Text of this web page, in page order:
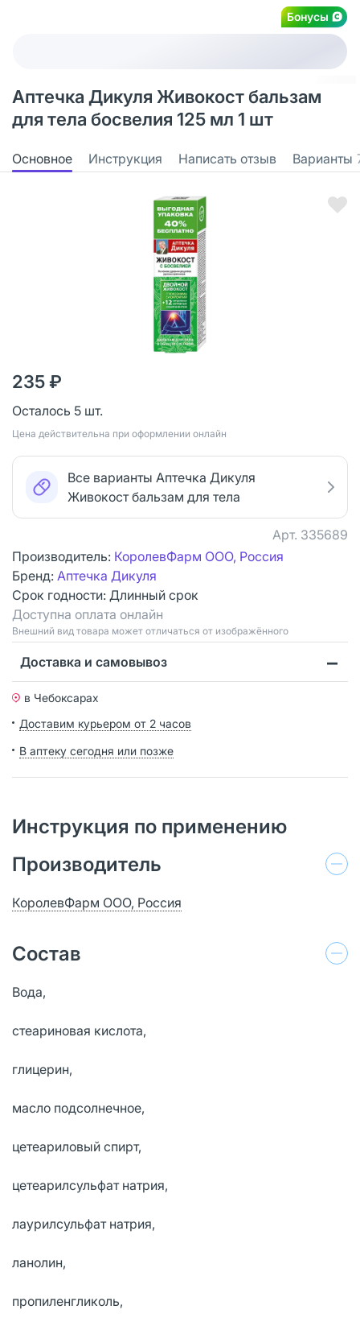
Бонусы
Аптечка Дикуля Живокост бальзам
для тела босвелия 125 мл 1 шт
Основное Инструкция Написать отзыв Варианты
235 ₽
Осталось 5 шт.
Цена действительна при оформлении онлайн
Все варианты Аптечка Дикуля
Живокост бальзам для тела
Арт. 335689
Производитель: КоролевФарм ООО, Россия
Бренд: Аптечка Дикуля
Срок годности: Длинный срок
Доступна оплата онлайн
Bнешний вид товара может отличаться от изображённого
Доставка и самовывоз
в Чебоксарах
Доставим курьером от 2 часов
В аптеку сегодня или позже
Инструкция по применению
Производитель
КоролевФарм ООО, Россия
Состав
Вода,
стеариновая кислота,
глицерин,
масло подсолнечное,
цетеариловый спирт,
цетеарилсульфат натрия,
лаурилсульфат натрия,
ланолин,
пропиленгликоль,